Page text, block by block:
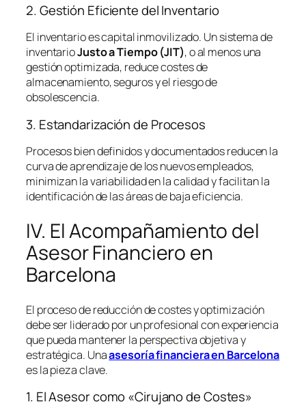
2. Gestión Eficiente del Inventario
El inventario es capital inmovilizado. Un sistema de
inventarioJusto a Tiempo (JIT), o al menos una
gestión optimizada, reduce costes de
almacenamiento, seguros y el riesgo de
obsolescencia.
3. Estandarización de Procesos
Procesos bien definidos y documentados reducen la
curva de aprendizaje de los nuevos empleados,
minimizan la variabilidad en la calidad y facilitan la
identificación de las áreas de baja eficiencia.
IV. El Acompañamiento del
Asesor Financiero en
Barcelona
El proceso de reducción de costes y optimización
debe ser liderado por un profesional con experiencia
que pueda mantener la perspectiva objetiva y
estratégica. Unaasesoría financiera en Barcelona
es la pieza clave.
1. El Asesor como «Cirujano de Costes»